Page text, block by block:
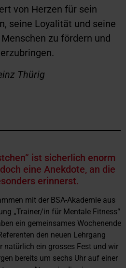
von Herzen für sein
seine Loyalität und seine
zu fördern und
Thürig
ist sicherlich enorm
eine Anekdote, an die
erinnerst.
mit der BSA-Akademie aus
„Trainer/in für Mentale Fitness“
ein gemeinsames Wochenende
den neuen Lehrgang
natürlich ein grosses Fest und wir
bereits um sechs Uhr auf einer